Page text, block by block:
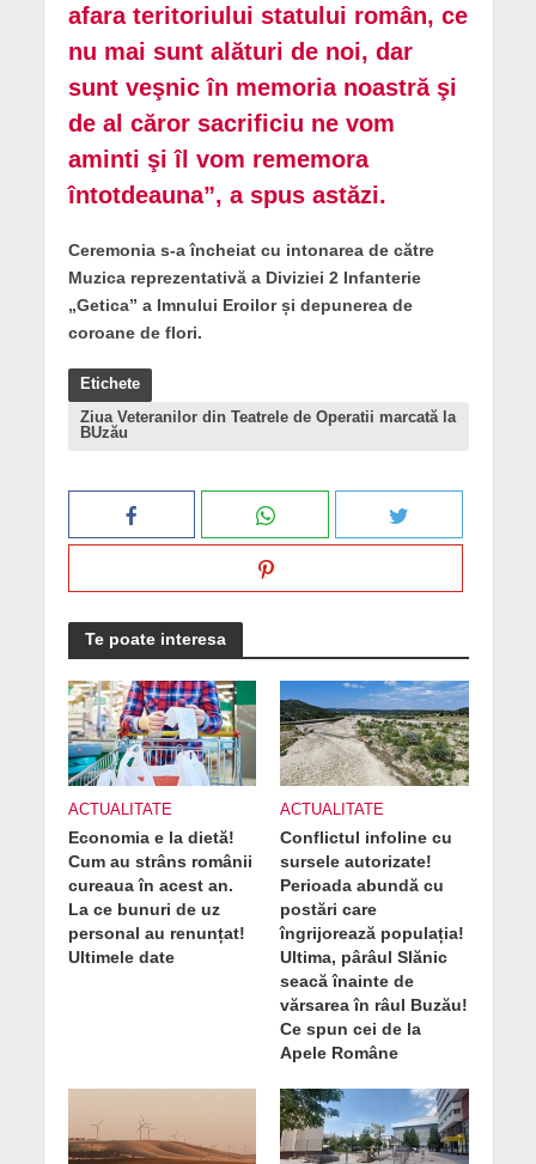
afara teritoriului statului român, ce
nu mai sunt alături de noi, dar
sunt veşnic în memoria noastră şi
de al căror sacrificiu ne vom
aminti şi îl vom rememora
întotdeauna”, a spus astăzi.
Ceremonia s-a încheiat cu intonarea de către
Muzica reprezentativă a Diviziei 2 Infanterie
„Getica” a Imnului Eroilor și depunerea de
coroane de flori.
Etichete
Ziua Veteranilor din Teatrele de Operatii marcată la
BUzău
Te poate interesa
ACTUALITATE
Economia e la dietă!
Cum au strâns românii
cureaua în acest an.
La ce bunuri de uz
personal au renunțat!
Ultimele date
ACTUALITATE
Conflictul infoline cu
sursele autorizate!
Perioada abundă cu
postări care
îngrijorează populația!
Ultima, pârâul Slănic
seacă înainte de
vărsarea în râul Buzău!
Ce spun cei de la
Apele Române